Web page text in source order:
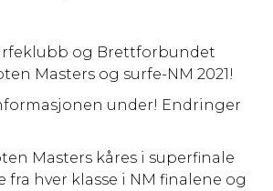
og Brettforbundet
Masters og surfe-NM 2021!
under! Endringer
Masters kåres i superfinale
fra hver klasse i NM finalene og